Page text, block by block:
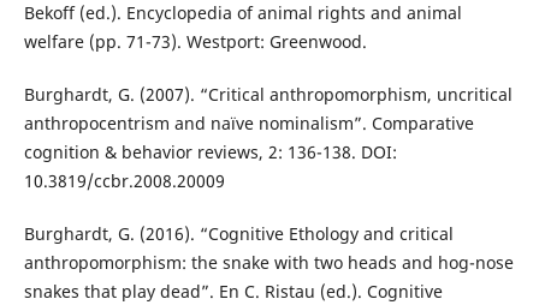
Bekoff (ed.). Encyclopedia of animal rights and animal
welfare (pp. 71-73). Westport: Greenwood.
Burghardt, G. (2007). “Critical anthropomorphism, uncritical
anthropocentrism and naïve nominalism”. Comparative
cognition & behavior reviews, 2: 136-138. DOI:
10.3819/ccbr.2008.20009
Burghardt, G. (2016). “Cognitive Ethology and critical
anthropomorphism: the snake with two heads and hog-nose
snakes that play dead”. En C. Ristau (ed.). Cognitive